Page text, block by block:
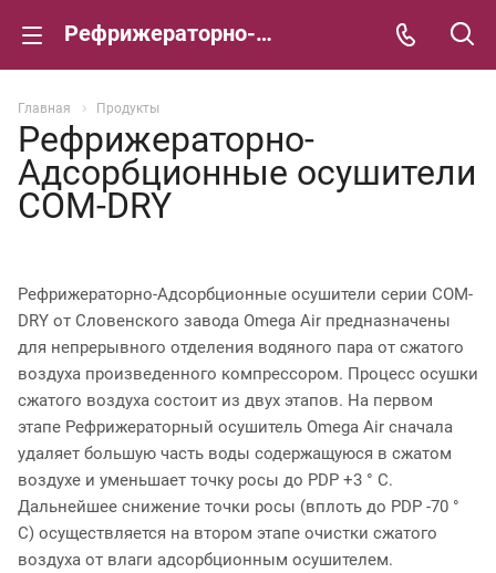
Рефрижераторно-Адсорбционные осушители COM-DRY
Главная Продукты
Рефрижераторно-
Адсорбционные осушители
COM-DRY
Рефрижераторно-Адсорбционные осушители серии COM-
DRY от Словенского завода Omega Air предназначены
для непрерывного отделения водяного пара от сжатого
воздуха произведенного компрессором. Процесс осушки
сжатого воздуха состоит из двух этапов. На первом
этапе Рефрижераторный осушитель Omega Air сначала
удаляет большую часть воды содержащуюся в сжатом
воздухе и уменьшает точку росы до PDP +3 ° C.
Дальнейшее снижение точки росы (вплоть до PDP -70 °
C) осуществляется на втором этапе очистки сжатого
воздуха от влаги адсорбционным осушителем.